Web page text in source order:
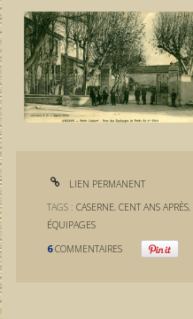
LIEN PERMANENT
TAGS :CASERNE,CENT ANS APRÈS,
ÉQUIPAGES
6 COMMENTAIRES